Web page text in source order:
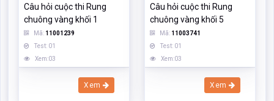
Câu hỏi cuộc thi Rung
chuông vàng khối 1
Mã: 11001239
Test: 01
Xem:03
Xem
Câu hỏi cuộc thi Rung
chuông vàng khối 5
Mã: 11003741
Test: 01
Xem:03
Xem